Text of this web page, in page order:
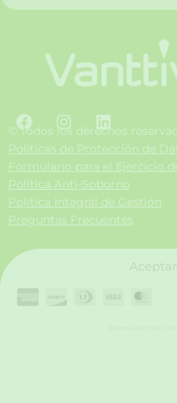
F
a
c
e
b
o
o
k
I
n
s
t
a
g
r
a
L
i
n
k
e
d
i
n
© Todos los derechos
Políticas de Protección de
Formulario para el Ejercicio
Política Anti-Soborno
Política Integral de Gestión
Preguntas Frecuentes